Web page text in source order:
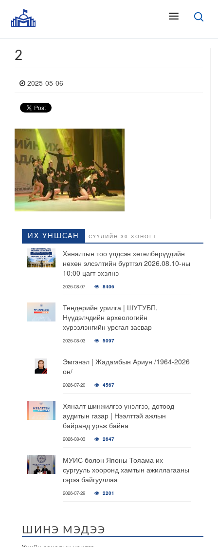
2
2025-05-06
ИХ УНШСАН СҮҮЛИЙН 30 ХОНОГТ
Хяналтын тоо үлдсэн хөтөлбөрүүдийн
нөхөн элсэлтийн бүртгэл 2026.08.10-ны
10:00 цагт эхэлнэ
2026-08-07 8406
Тендерийн урилга | ШУТУБП,
Нүүдэлчдийн археологийн
хүрээлэнгийн урсгал засвар
2026-08-03 5097
Эмгэнэл | Жадамбын Ариун /1964-2026
он/
2026-07-20 4567
Хяналт шинжилгээ үнэлгээ, дотоод
аудитын газар | Нээлттэй ажлын
байранд урьж байна
2026-08-03 2647
МУИС болон Японы Тояама их
сургууль хооронд хамтын ажиллагааны
гэрээ байгууллаа
2026-07-29 2201
ШИНЭ МЭДЭЭ